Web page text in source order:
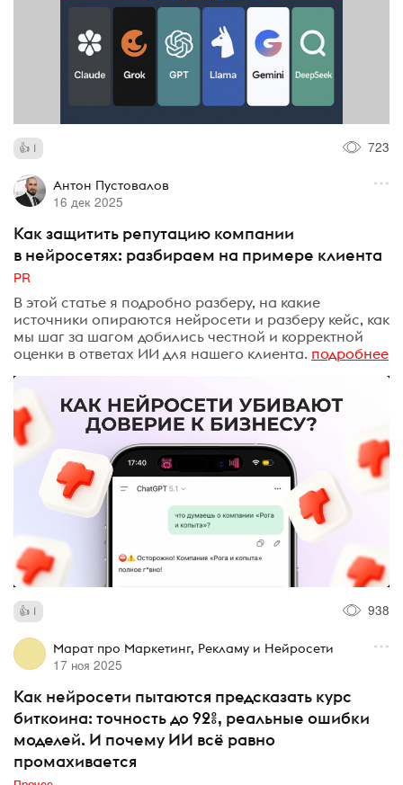
1 723
Антон Пустовалов
16 дек 2025
Как защитить репутацию компании
в нейросетях: разбираем на примере клиента
PR
В этой статье я подробно разберу, на какие
источники опираются нейросети и разберу кейс, как
мы шаг за шагом добились честной и корректной
оценки в ответах ИИ для нашего клиента. подробнее
1 938
Марат про Маркетинг, Рекламу и Нейросети
17 ноя 2025
Как нейросети пытаются предсказать курс
биткоина: точность до 92%, реальные ошибки
моделей. И почему ИИ всё равно
промахивается